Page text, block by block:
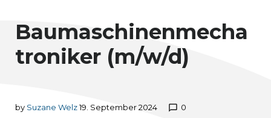
Baumaschinenmecha
troniker (m/w/d)
by Suzane Welz19. September 2024 chat_bubble_outline 0